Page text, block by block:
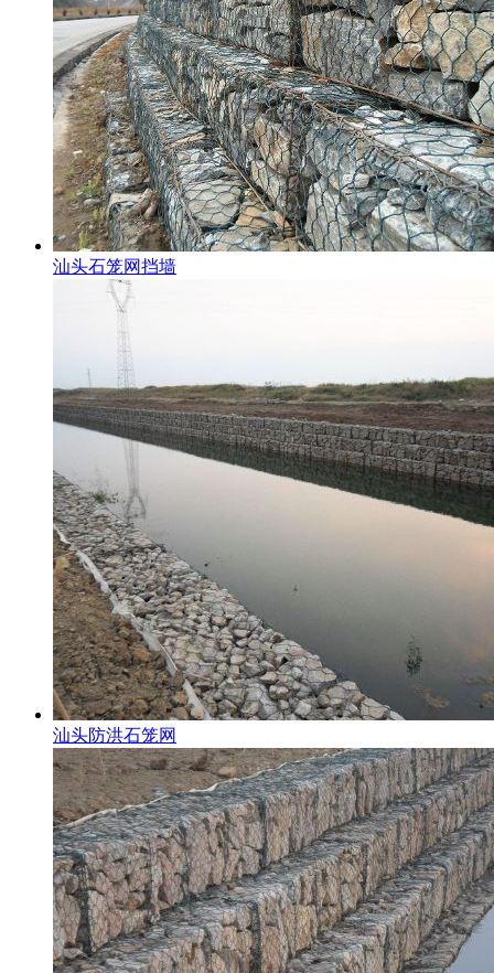
汕头石笼网挡墙
汕头防洪石笼网